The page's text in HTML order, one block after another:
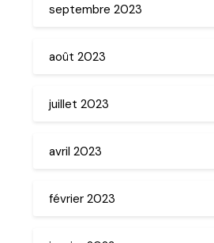
septembre 2023
août 2023
juillet 2023
avril 2023
février 2023